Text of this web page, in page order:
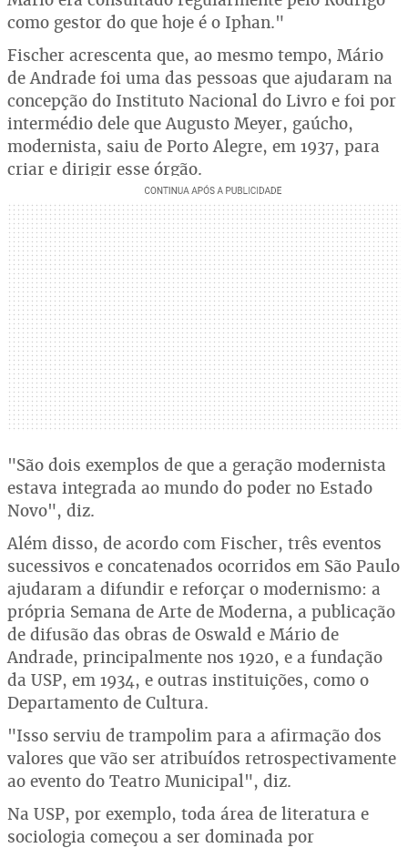
como gestor do que hoje é o Iphan."
Fischer acrescenta que, ao mesmo tempo, Mário
de Andrade foi uma das pessoas que ajudaram na
concepção do Instituto Nacional do Livro e foi por
intermédio dele que Augusto Meyer, gaúcho,
modernista, saiu de Porto Alegre, em 1937, para
criar e dirigir esse órgão.
"São dois exemplos de que a geração modernista
estava integrada ao mundo do poder no Estado
Novo", diz.
Além disso, de acordo com Fischer, três eventos
sucessivos e concatenados ocorridos em São Paulo
ajudaram a difundir e reforçar o modernismo: a
própria Semana de Arte de Moderna, a publicação
de difusão das obras de Oswald e Mário de
Andrade, principalmente nos 1920, e a fundação
da USP, em 1934, e outras instituições, como o
Departamento de Cultura.
"Isso serviu de trampolim para a afirmação dos
valores que vão ser atribuídos retrospectivamente
ao evento do Teatro Municipal", diz.
Na USP, por exemplo, toda área de literatura e
sociologia começou a ser dominada por